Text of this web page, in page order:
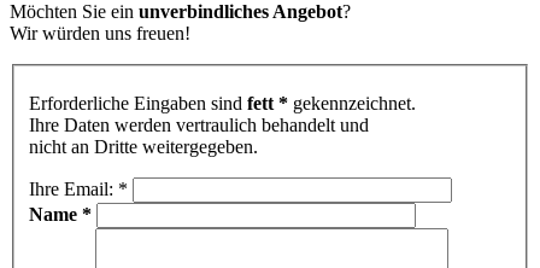
Möchten Sie ein unverbindliches Angebot?
Wir würden uns freuen!
Erforderliche Eingaben sind fett * gekennzeichnet.
Ihre Daten werden vertraulich behandelt und
nicht an Dritte weitergegeben.
Ihre Email: *
Name *